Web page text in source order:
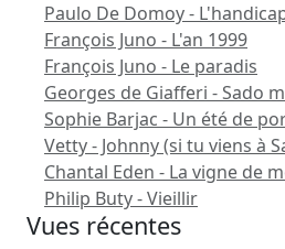
Paulo De Domoy -
François Juno - L'an 1999
François Juno - Le paradis
Georges de Giafferi - Sado
Sophie Barjac - Un été de
Vetty - Johnny (si tu viens à
Chantal Eden - La vigne de
Philip Buty - Vieillir
Vues récentes